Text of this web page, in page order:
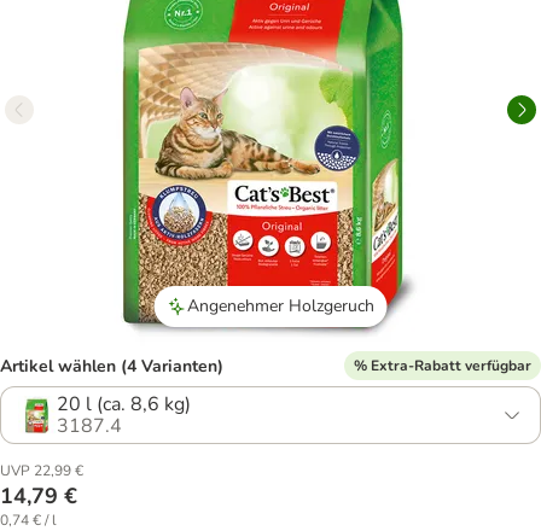
Angenehmer Holzgeruch
Artikel wählen (4 Varianten) % Extra-Rabatt verfügbar
20 l (ca. 8,6 kg)
3187.4
UVP 22,99 €
14,79 €
0,74 € / l